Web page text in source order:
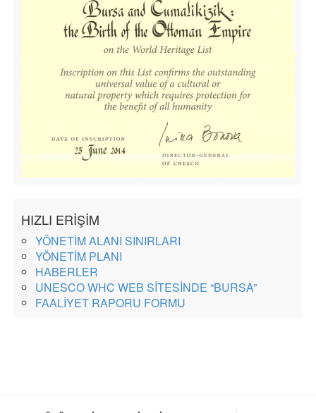
HIZLI ERİŞİM
YÖNETİM ALANI SINIRLARI
YÖNETİM PLANI
HABERLER
UNESCO WHC WEB SİTESİNDE “BURSA”
FAALİYET RAPORU FORMU